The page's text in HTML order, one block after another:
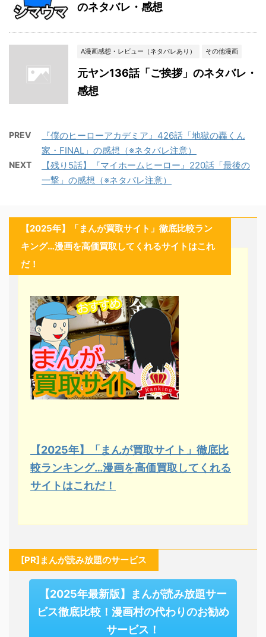
のネタバレ・感想
A漫画感想・レビュー（ネタバレあり） その他漫画
元ヤン136話「ご挨拶」のネタバレ・
感想
PREV
『僕のヒーローアカデミア』426話「地獄の轟くん
家・FINAL」の感想（※ネタバレ注意）
NEXT
【残り5話】『マイホームヒーロー』220話「最後の
一撃」の感想（※ネタバレ注意）
【2025年】「まんが買取サイト」徹底比較ラン
キング…漫画を高価買取してくれるサイトはこれ
だ！
【2025年】「まんが買取サイト」徹底比
較ランキング…漫画を高価買取してくれる
サイトはこれだ！
[PR]まんが読み放題のサービス
【2025年最新版】まんが読み放題サー
ビス徹底比較！漫画村の代わりのお勧め
サービス！